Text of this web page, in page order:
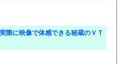
際に映像で体感できる秘蔵のＶＴ